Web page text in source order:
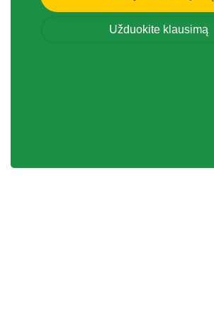
Užduokite klausimą